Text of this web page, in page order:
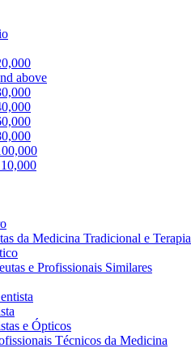
above
da Medicina Tradicional e
e Profissionais Similares
e Ópticos
Técnicos da Medicina